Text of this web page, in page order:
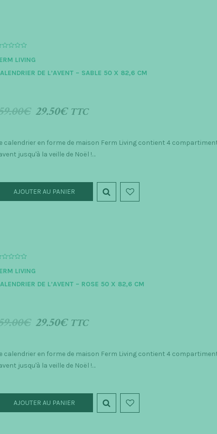
LIVING
DE L’AVENT – SABLE 50 X 82,6 CM
€ 29.50€ TTC
calendrier en forme de maison Ferm Living contient 4
jusqu'à la veille de Noël !…
AJOUTER AU PANIER
LIVING
DE L’AVENT – ROSE 50 X 82,6 CM
€ 29.50€ TTC
calendrier en forme de maison Ferm Living contient 4
jusqu'à la veille de Noël !…
AJOUTER AU PANIER